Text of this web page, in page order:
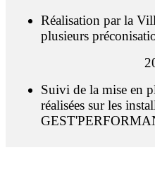
Réalisation par la
plusieurs
Suivi de la mise en
réalisées sur les